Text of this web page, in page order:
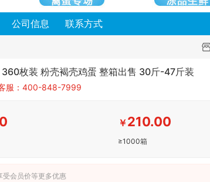
公司信息 联系方式
360枚装 粉壳褐壳鸡蛋 整箱出售 30斤-47斤装
服：400-848-7999
￥210.00
≥1000箱
受会员价等更多优惠